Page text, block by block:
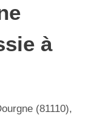
à
(81110),